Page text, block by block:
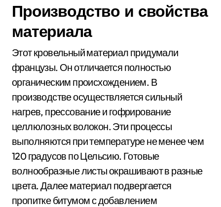
Производство и свойства
материала
Этот кровельный материал придумали
французы. Он отличается полностью
органическим происхождением. В
производстве осуществляется сильный
нагрев, прессование и гофрирование
целлюлозных волокон. Эти процессы
выполняются при температуре не менее чем
120 градусов по Цельсию. Готовые
волнообразные листы окрашивают в разные
цвета. Далее материал подвергается
пропитке битумом с добавлением